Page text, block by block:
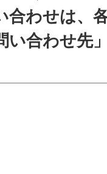
合わせは、
い合わせ先